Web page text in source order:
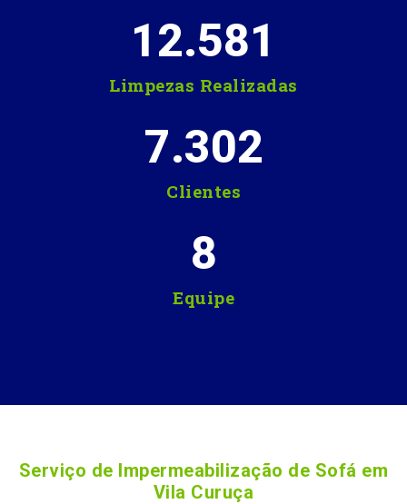
Limpezas Realizadas
12.581
Clientes
7.302
Equipe
8
Serviço de Impermeabilização de Sofá em
Vila Curuça